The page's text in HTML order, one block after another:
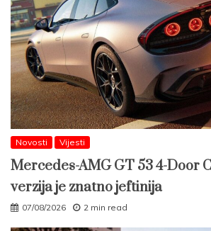
Novosti Vijesti
Mercedes-AMG GT 53 4-Door
verzija je znatno jeftinija
07/08/2026 2 min read